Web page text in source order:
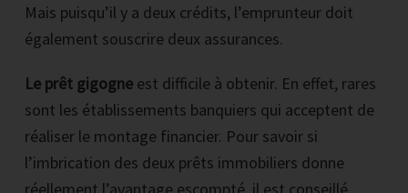
Mais puisqu’il y a deux crédits, l’emprunteur doit
également souscrire deux assurances.
Le prêt gigogne est difficile à obtenir. En effet, rares
sont les établissements banquiers qui acceptent de
réaliser le montage financier. Pour savoir si
l’imbrication des deux prêts immobiliers donne